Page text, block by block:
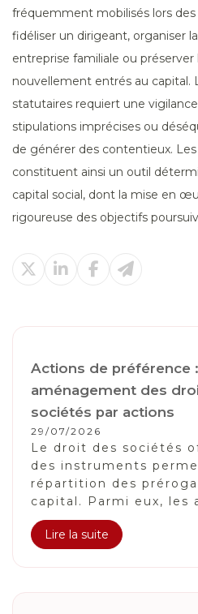
fréquemment mobilisés lors
fidéliser un dirigeant, organiser
entreprise familiale ou préserver
nouvellement entrés au capital.
statutaires requiert une
stipulations imprécises ou
de générer des contentieux.
constituent ainsi un outil
capital social, dont la mise en
rigoureuse des objectifs
Actions de préférence
aménagement des
sociétés par actions
29/07/2026
Le droit des sociétés
des instruments
répartition des
capital. Parmi eux, les
Lire la suite